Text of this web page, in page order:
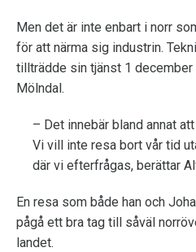
Men det är inte enbart i norr
för att närma sig industrin.
tillträdde sin tjänst 1
Mölndal.
– Det innebär bland annat
Vi vill inte resa bort vår tid
där vi efterfrågas, berättar
En resa som både han och
pågå ett bra tag till såväl
landet.